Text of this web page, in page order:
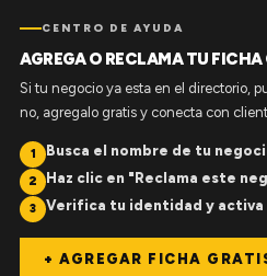
CENTRO DE AYUDA
AGREGA O RECLAMA TU FICHA
Si tu negocio ya esta en el directorio,
no, agregalo gratis y conecta con
1 Busca el nombre de tu
2 Haz clic en "Reclama este
3 Verifica tu identidad y
+ AGREGAR FICHA